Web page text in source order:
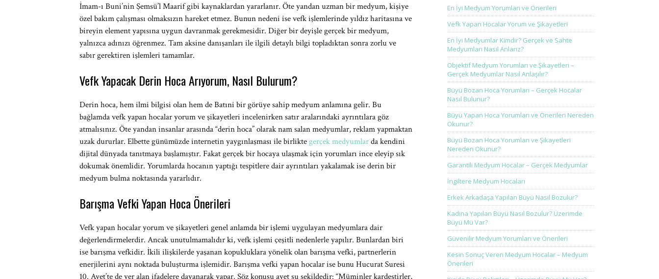
İmam-ı Buni’nin Şemsü’l Maarif gibi kaynaklardan yararlanır. Öte yandan uzman bir medyum, kişiye
özel bakım çalışması olmaksızın hareket etmez. Bunun nedeni ise vefk işlemlerinde yıldız haritasına ve
bireyin element yapısına uygun davranmak gerekmesidir. Diğer bir deyişle gerçek bir medyum,
yalnızca adınızı öğrenmez. Tam aksine danışanları ile ilgili detaylı bilgi topladıktan sonra zorlu ve
sabır gerektiren işlemleri tamamlar.
Vefk Yapacak Derin Hoca Arıyorum, Nasıl Bulurum?
Derin hoca, hem ilmi bilgisi olan hem de Batıni bir görüye sahip medyum anlamına gelir. Bu
bağlamda vefk yapan hocalar yorum ve şikayetleri incelenirken satır aralarındaki ayrıntılara göz
atmalısınız. Öte yandan insanlar arasında “derin hoca” olarak nam salan medyumlar, reklam yapmaktan
uzak dururlar. Elbette günümüzde internetin yaygınlaşması ile birlikte gerçek medyumlarda kendini
dijital dünyada tanıtmaya başlamıştır. Fakat gerçek bir hocaya ulaşmak için yorumları ince eleyip sık
dokumak önemlidir. Yorumlarda hocanın yaptığı tespitlere dair ayrıntıları yakalamak ise derin bir
medyum bulma noktasında yararlıdır.
Barışma Vefki Yapan Hoca Önerileri
Vefk yapan hocalar yorum ve şikayetleri genel anlamda bir işlemi uygulayan medyumlara dair
değerlendirmelerdir. Ancak unutulmamalıdır ki, vefk işlemi çeşitli nedenlerle yapılır. Bunlardan biri
ise barışma vefkidir. İkili ilişkilerde yaşanan kopukluklara yönelik olan barışma vefki, partnerlerin
enerjilerini aynı noktada buluşturma işlemidir. Barışma vefki yapan hocalar ise bunu Hucurat Suresi
10. Ayet’te de yer alan ifadelere dayanarak yapar. Söz konusu ayet şu şekildedir: “Müminler kardeştirler,
En İyi Medyum Yorumları ve Önerileri
Vefk Yapan Hocalar Yorum ve Şikayetleri
En İyi Medyumlar Kimdir? Gerçek ve Sahte
Medyumları Nasıl Anlarız?
Objektif Medyum Yorumları ve Şikayetleri –
Gerçek Medyumlar Nasıl Anlaşılır?
Büyü Bozan Hoca Yorumları – Gerçek Hocalar
Nasıl Bulunur?
Büyü Yapan Hoca Yorumları ve Önerileri Nereden
Okunur?
Büyü Bozan Hoca Yorumları ve Şikayetleri
Nereden Okunur?
Garantili Medyum Hocalar – Gerçek Medyumlar
İngiltere Medyum Hocaları
Erkek Arkadaşa Yapılan Büyü Nasıl Bozulur?
Kadına Yapılan Büyü Nasıl Bozulur? Üzerimde
Büyü Mü Var?
Güvenilir Medyum Yorumları ve Önerileri
Kesin Sonuç Veren Medyum Hocalar – Medyum
Önerileri